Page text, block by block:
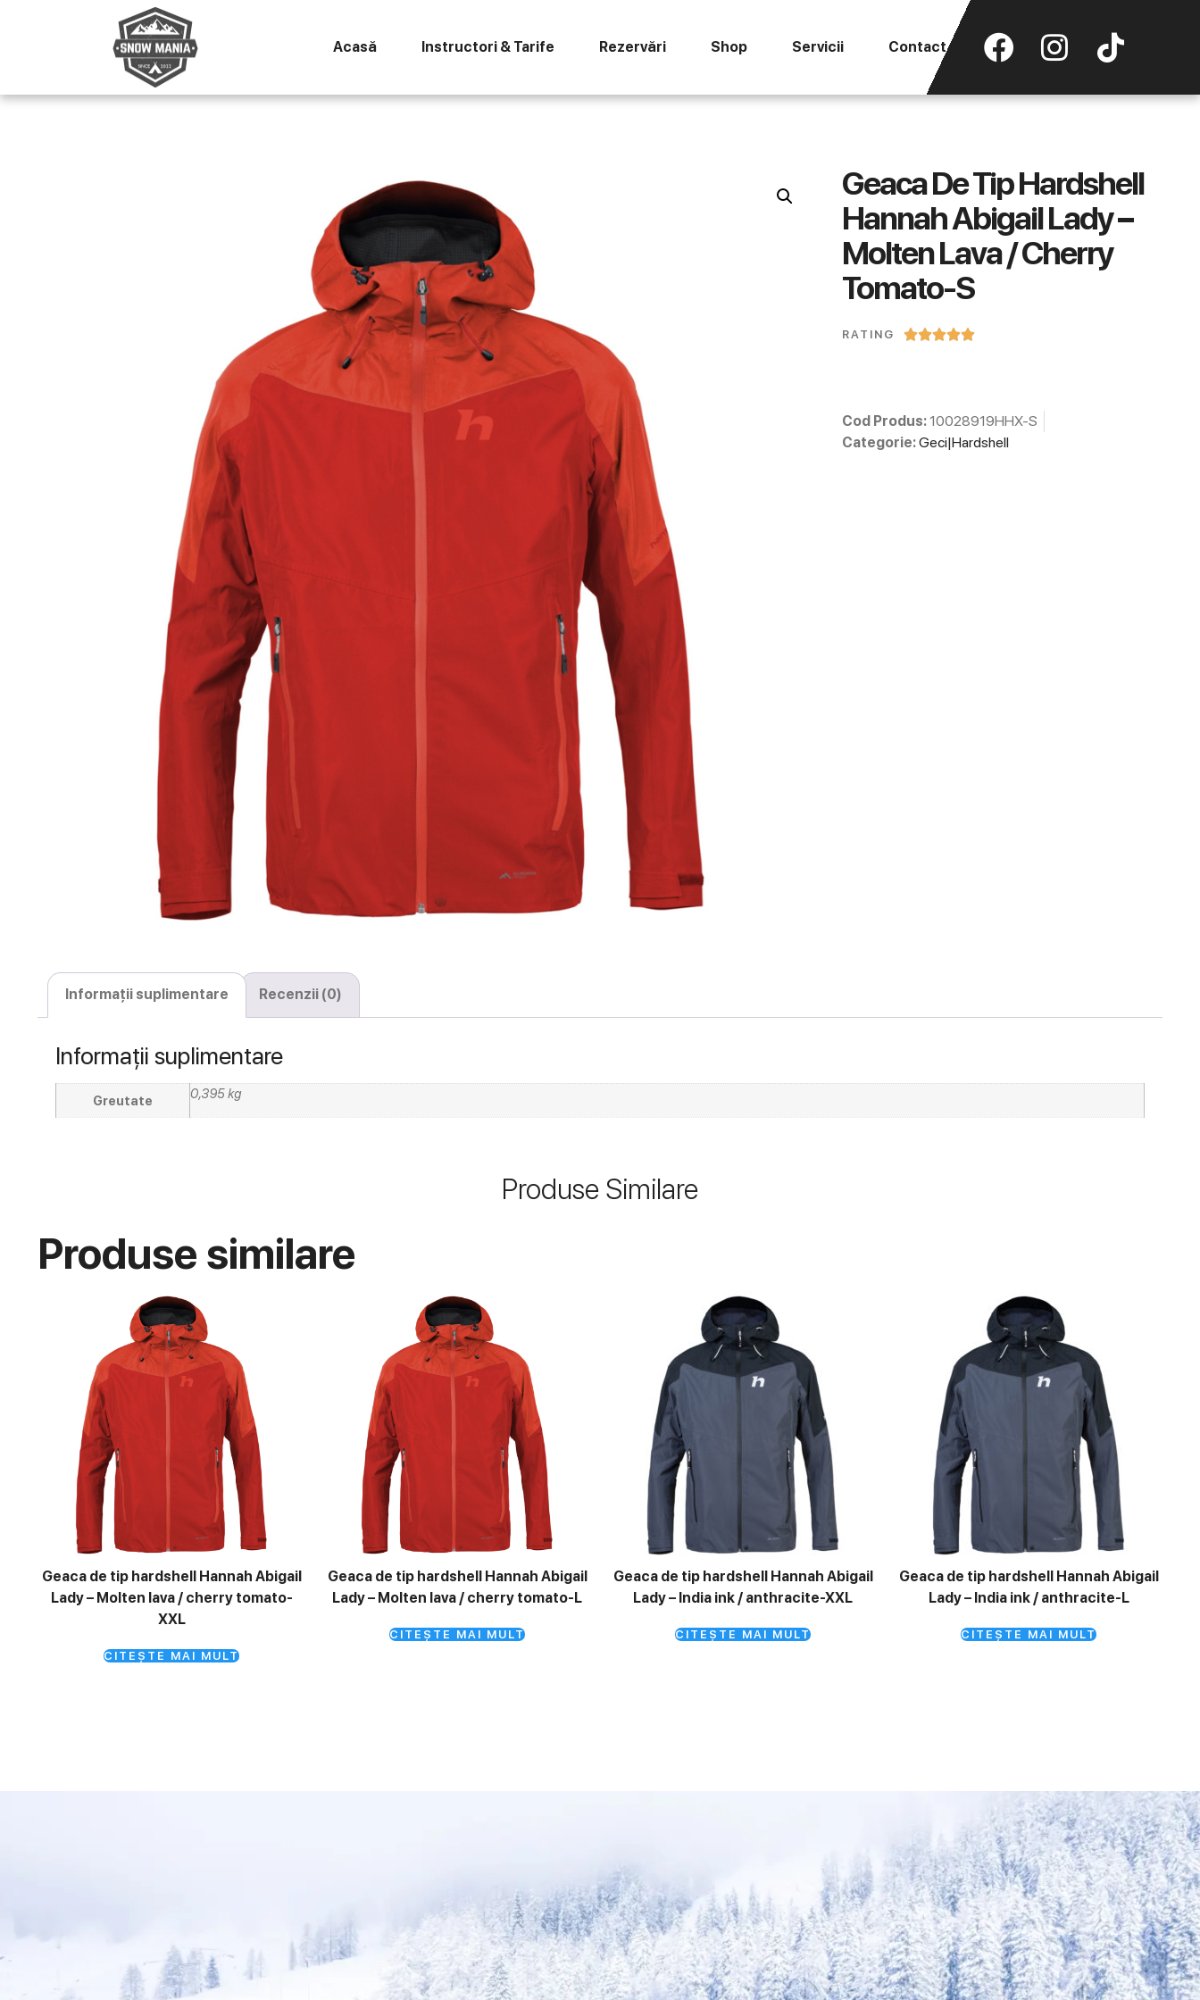
Acasă Instructori & Tarife Rezervări Shop Servicii Contact
Geaca De Tip Hardshell
Hannah Abigail Lady –
Molten Lava / Cherry
Tomato-S
RATING 
Cod Produs:10028919HHX-S
Categorie:Geci|Hardshell
Informații suplimentare Recenzii (0)
Informații suplimentare
Greutate 0,395 kg
Produse Similare
Produse similare
Geaca de tip hardshell Hannah Abigail
Lady – Molten lava / cherry tomato-
XXL
CITEȘTE MAI MULT
Geaca de tip hardshell Hannah Abigail
Lady – Molten lava / cherry tomato-L
CITEȘTE MAI MULT
Geaca de tip hardshell Hannah Abigail
Lady – India ink / anthracite-XXL
CITEȘTE MAI MULT
Geaca de tip hardshell Hannah Abigail
Lady – India ink / anthracite-L
CITEȘTE MAI MULT